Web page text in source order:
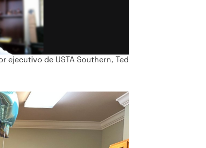
ejecutivo de USTA Southern, Ted